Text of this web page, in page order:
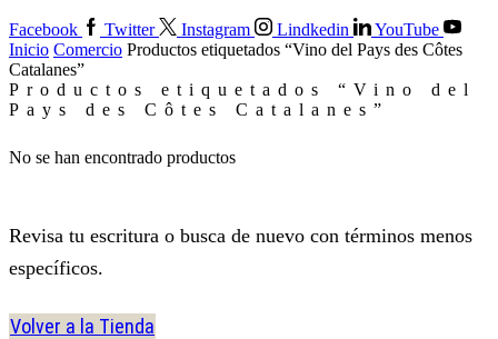
Facebook Twitter Instagram Lindkedin
YouTube
Inicio Comercio Productos etiquetados “Vino del Pays des Côtes
Catalanes”
Productos etiquetados “Vino del
Pays des Côtes Catalanes”
No se han encontrado productos
Revisa tu escritura o busca de nuevo con términos menos
específicos.
Volver a la Tienda